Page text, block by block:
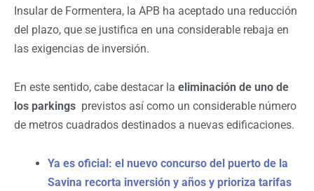
Insular de Formentera, la APB ha aceptado una reducción
del plazo, que se justifica en una considerable rebaja en
las exigencias de inversión.
En este sentido, cabe destacar la eliminación de uno de
los parkings previstos así como un considerable número
de metros cuadrados destinados a nuevas edificaciones.
Ya es oficial: el nuevo concurso del puerto de la
Savina recorta inversión y años y prioriza tarifas